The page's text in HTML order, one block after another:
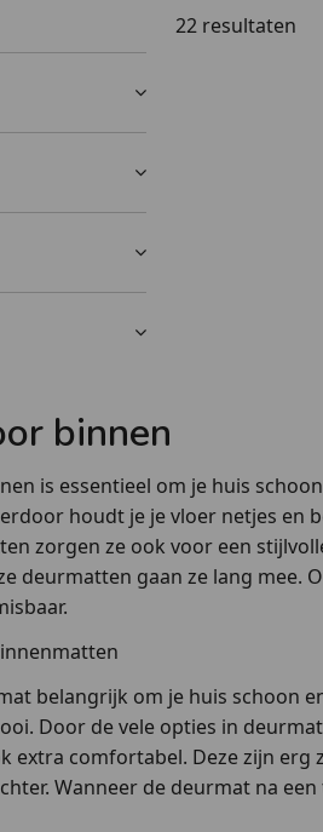
Zo zorg je voor een warm
22 resultaten
binnen
is essentieel om je huis
houdt je je vloer netjes en
zorgen ze ook voor een
deurmatten gaan ze lang mee.
belangrijk om je huis schoon
Door de vele opties in
extra comfortabel. Deze zijn
Wanneer de deurmat na